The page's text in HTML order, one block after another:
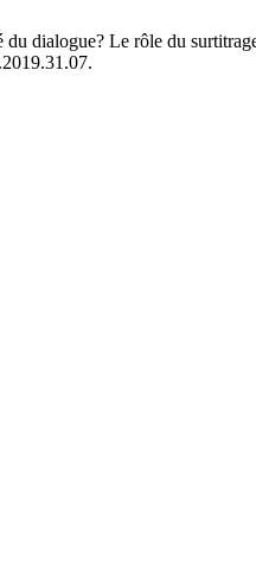
dialogue? Le rôle du